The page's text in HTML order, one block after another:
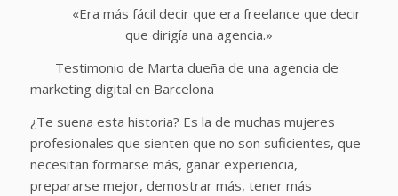
«Era más fácil decir que era freelance que decir
que dirigía una agencia.»
Testimonio de Marta dueña de una agencia de
marketing digital en Barcelona
¿Te suena esta historia? Es la de muchas mujeres
profesionales que sienten que no son suficientes, que
necesitan formarse más, ganar experiencia,
prepararse mejor, demostrar más, tener más